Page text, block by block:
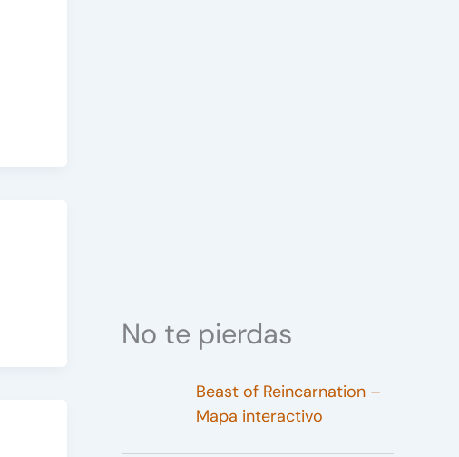
No te pierdas
Beast of Reincarnation –
Mapa interactivo